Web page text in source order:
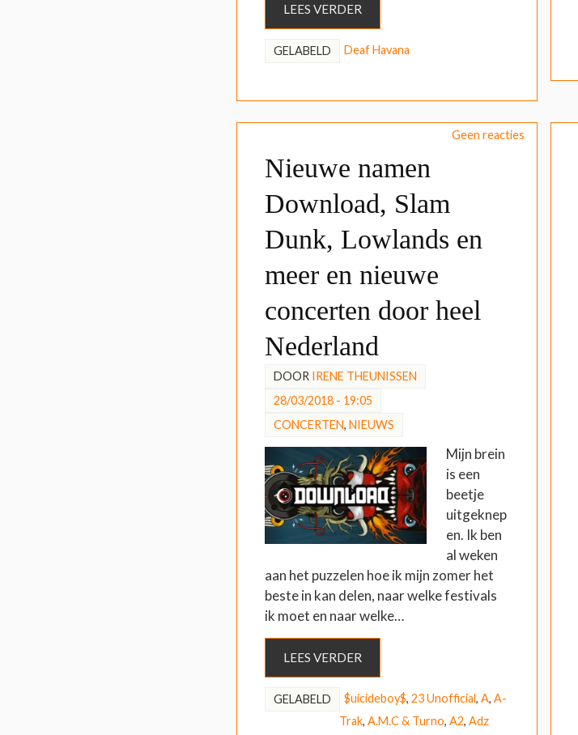
LEES VERDER
GELABELD Deaf Havana
Geen reacties
Nieuwe namen
Download, Slam
Dunk, Lowlands en
meer en nieuwe
concerten door heel
Nederland
DOOR IRENE THEUNISSEN
28/03/2018 - 19:05
CONCERTEN, NIEUWS
Mijn brein
is een
beetje
uitgeknep
en. Ik ben
al weken
aan het puzzelen hoe ik mijn zomer het
beste in kan delen, naar welke festivals
ik moet en naar welke…
LEES VERDER
GELABELD $uicideboy$, 23 Unofficial, A, A-
Trak, A.M.C & Turno, A2, Adz